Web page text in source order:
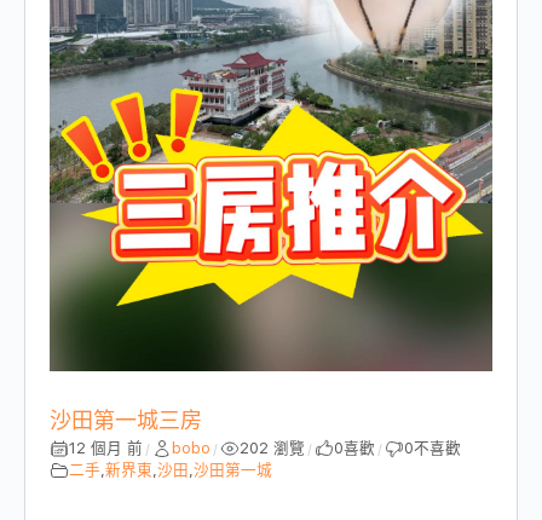
沙田第一城三房
12 個月 前 / bobo / 202 瀏覽 / 0喜歡 / 0不喜歡
二手,新界東,沙田 ,沙田第一城